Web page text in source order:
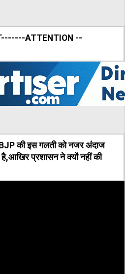
ATTENTION --
BJP की इस गलती को नजर अंदाज
प्रशासन ने क्यों नहीं की